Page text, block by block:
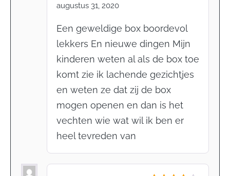
augustus 31, 2020
Een geweldige box boordevol
lekkers En nieuwe dingen Mijn
kinderen weten al als de box toe
komt zie ik lachende gezichtjes
en weten ze dat zij de box
mogen openen en dan is het
vechten wie wat wil ik ben er
heel tevreden van